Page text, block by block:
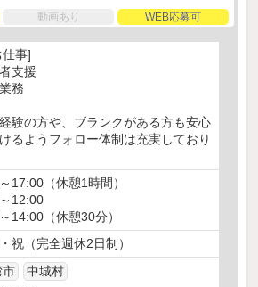
動画あり WEB応募可
事]
支援
務
験の方や、ブランクがある方も安心
るようフォロー体制は充実しており
17:00（休憩1時間）
12:00
14:00（休憩30分）
祝（完全週休2日制）
市
中城村